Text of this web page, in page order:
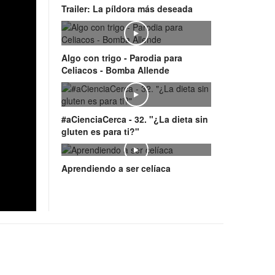
Trailer: La píldora más deseada
Play
Algo con trigo - Parodia para
Celiacos - Bomba Allende
Play
#aCienciaCerca - 32. "¿La dieta sin
gluten es para ti?"
Play
Aprendiendo a ser celíaca